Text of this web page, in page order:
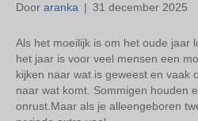
Door aranka | 31 december 2025
Als het moeilijk is om het oude jaar
het jaar is voor veel mensen een
kijken naar wat is geweest en vaak
naar wat komt. Sommigen houden
onrust.Maar als je alleengeboren